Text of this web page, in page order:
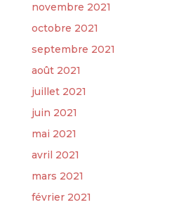
novembre 2021
octobre 2021
septembre 2021
août 2021
juillet 2021
juin 2021
mai 2021
avril 2021
mars 2021
février 2021